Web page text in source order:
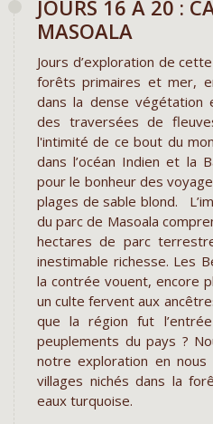
JOURS 16 À 20 :
MASOALA
Jours d’exploration de
forêts primaires et mer,
dans la dense végétation
des traversées de
l'intimité de ce bout du
dans l’océan Indien et la
pour le bonheur des
plages de sable blond.
du parc de Masoala
hectares de parc
inestimable richesse. Les
la contrée vouent, encore
un culte fervent aux
que la région fut
peuplements du pays ?
notre exploration en
villages nichés dans la
eaux turquoise.